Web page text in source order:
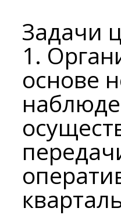
Задачи
1.
основе